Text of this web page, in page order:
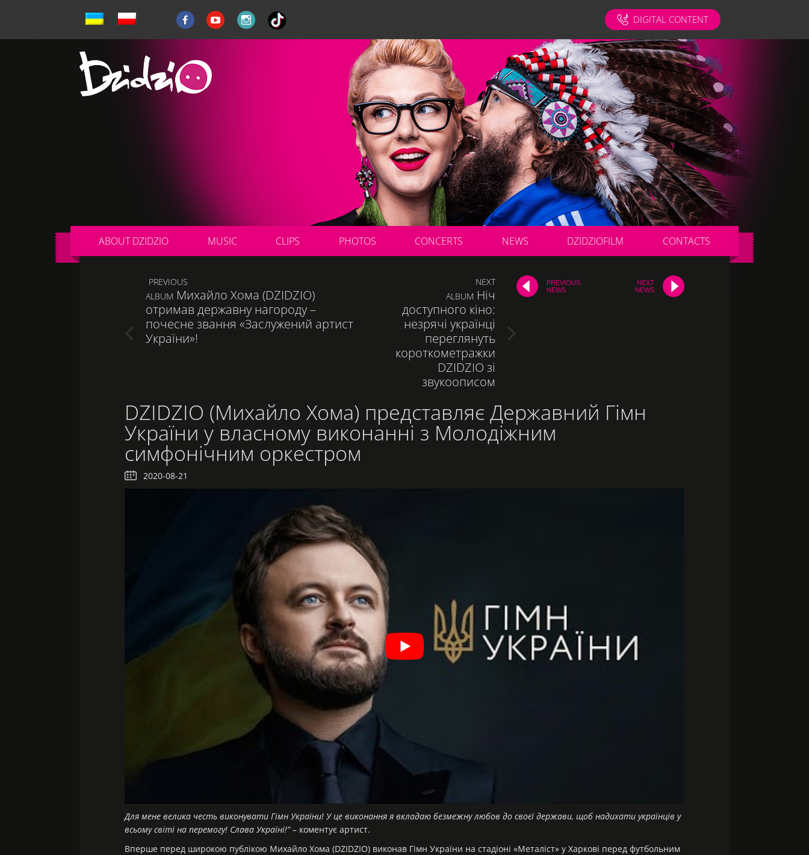
DIGITAL CONTENT
ABOUT DZIDZIO MUSIC CLIPS PHOTOS CONCERTS NEWS DZIDZIOFILM CONTACTS
Навигация
по
записям
PREVIOUS
ALBUM ПРЕДЫДУЩАЯ
ЗАПИСЬ:
Михайло Хома (DZIDZIO)
отримав державну нагороду –
почесне звання «Заслужений артист
України»!
NEXT
ALBUM СЛЕДУЮЩАЯ
ЗАПИСЬ:
Ніч
доступного кіно:
незрячі українці
переглянуть
короткометражки
DZIDZIO зі
звукоописом
DZIDZIO (Михайло Хома) представляє Державний Гімн
України у власному виконанні з Молодіжним
симфонічним оркестром
2020-08-21
PREVIOUS
NEWS
NEXT
NEWS
Для мене велика честь виконувати Гімн України! У це виконання я вкладаю безмежну любов до своєї держави, щоб надихати українців у
всьому світі на перемогу! Слава Україні!”– коментує артист.
Вперше перед широкою публікою Михайло Хома (DZIDZIO) виконав Гімн України на стадіоні «Металіст» у Харкові перед футбольним